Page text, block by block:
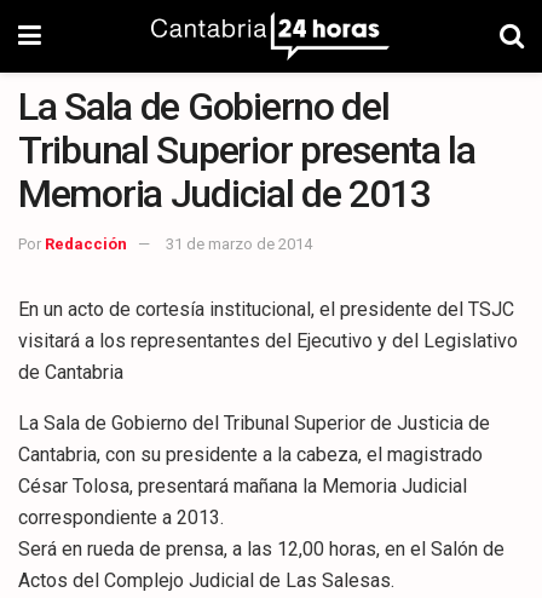
La Sala de Gobierno del
Tribunal Superior presenta la
Memoria Judicial de 2013
Por Redacción 31 de marzo de 2014
En un acto de cortesía institucional, el presidente del TSJC
visitará a los representantes del Ejecutivo y del Legislativo
de Cantabria
La Sala de Gobierno del Tribunal Superior de Justicia de
Cantabria, con su presidente a la cabeza, el magistrado
César Tolosa, presentará mañana la Memoria Judicial
correspondiente a 2013.
Será en rueda de prensa, a las 12,00 horas, en el Salón de
Actos del Complejo Judicial de Las Salesas.